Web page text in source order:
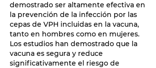
demostrado ser altamente efectiva en
la prevención de la infección por las
cepas de VPH incluidas en la vacuna,
tanto en hombres como en mujeres.
Los estudios han demostrado que la
vacuna es segura y reduce
significativamente el riesgo de